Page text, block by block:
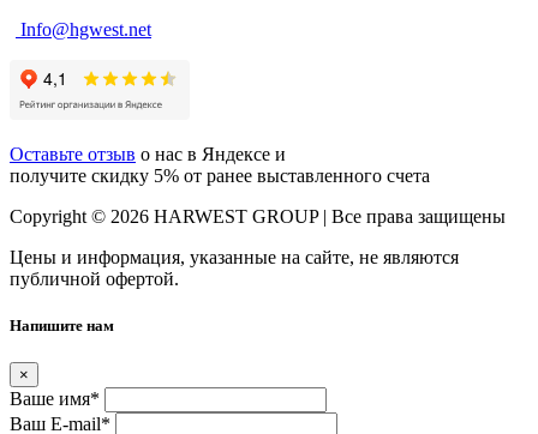
Info@hgwest.net
Оставьте отзыв о нас в Яндексе и
получите скидку 5% от ранее выставленного счета
Copyright © 2026 HARWEST GROUP | Все права защищены
Цены и информация, указанные на сайте, не являются
публичной офертой.
Напишите нам
×
Ваше имя*
Ваш E-mail*